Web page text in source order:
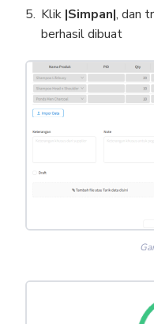
Klik |Simpan|, dan
berhasil dibuat